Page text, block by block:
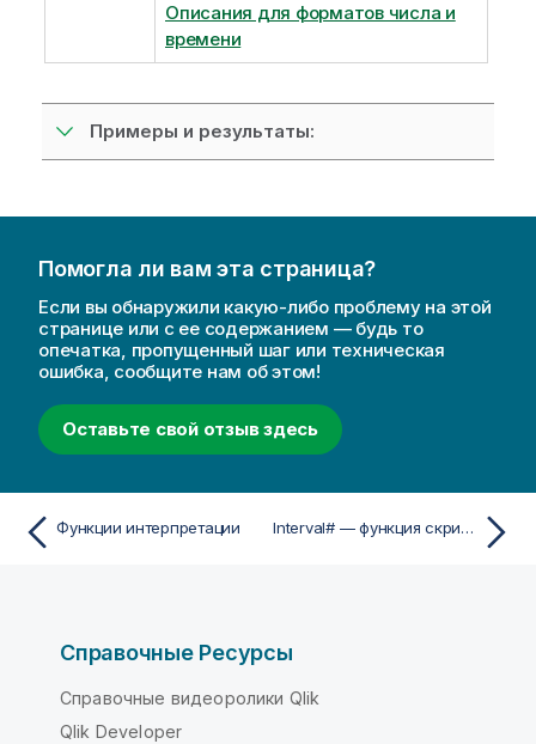
Описания для форматов числа и
времени
Примеры и результаты:
Помогла ли вам эта страница?
Если вы обнаружили какую-либо проблему на этой
странице или с ее содержанием — будь то
опечатка, пропущенный шаг или техническая
ошибка, сообщите нам об этом!
Оставьте свой отзыв здесь
Функции интерпретации Interval# — функция скриптa и диаграммы
Справочные Ресурсы
Справочные видеоролики Qlik
Qlik Developer